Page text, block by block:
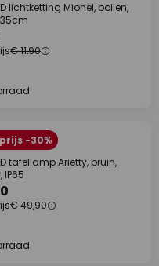
lichtketting Mionel, bollen,
€ 11,90
-30%
tafellamp Arietty, bruin,
€ 49,90